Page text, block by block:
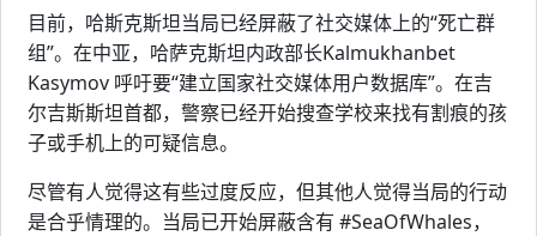
目前，哈斯克斯坦当局已经屏蔽了社交媒体上的“死亡群
组”。在中亚，哈萨克斯坦内政部长Kalmukhanbet
Kasymov 呼吁要“建立国家社交媒体用户数据库”。在吉
尔吉斯斯坦首都，警察已经开始搜查学校来找有割痕的孩
子或手机上的可疑信息。
尽管有人觉得这有些过度反应，但其他人觉得当局的行动
是合乎情理的。当局已开始屏蔽含有 #SeaOfWhales，